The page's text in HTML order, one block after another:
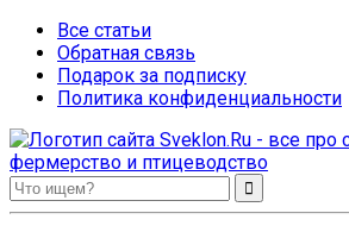
Все статьи
Обратная связь
Подарок за подписку
Политика конфиденциальности
Sveklon.Ru – все про сад, огород,